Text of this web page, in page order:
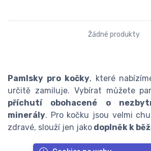
Žádné produkty
Pamlsky pro kočky, které
určitě zamiluje. Vybírat můžete
příchutí obohacené o
minerály. Pro kočku jsou velmi
zdravé, slouží jen jako doplněk k